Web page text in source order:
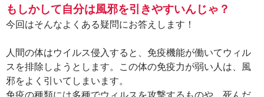
もしかして自分は風邪を引きやすいんじゃ？
今回はそんなよくある疑問にお答えします！
人間の体はウイルス侵入すると、免疫機能が働いてウィル
スを排除しようとします。この体の免疫力が弱い人は、風
邪をよく引いてしまいます。
免疫の種類には多種でウィルスを攻撃するものや、死んだ